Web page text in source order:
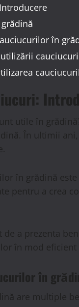
în
utile în
În ultimii
în grădină
pentru a crea
a prezenta
în mod eficient
în
are multiple